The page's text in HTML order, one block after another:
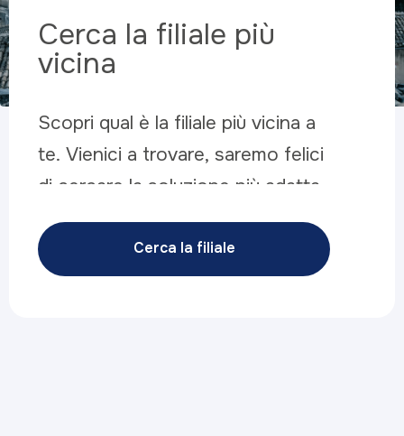
Cerca la filiale più
vicina
Scopri qual è la filiale più vicina a
te. Vienici a trovare, saremo felici
di cercare la soluzione più adatta
alle tue esigenze
Cerca la filiale